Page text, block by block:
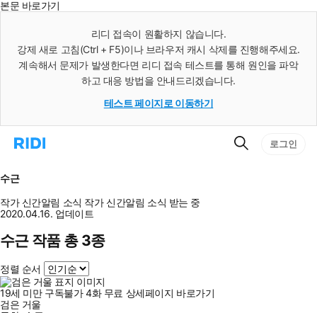
본문 바로가기
리디 접속이 원활하지 않습니다.
강제 새로 고침(Ctrl + F5)이나 브라우저 캐시 삭제를 진행해주세요.
계속해서 문제가 발생한다면 리디 접속 테스트를 통해 원인을 파악
하고 대응 방법을 안내드리겠습니다.
테스트 페이지로 이동하기
리
으
로
이
동
검
로그인
수근
작가 신간알림 소식 작가 신간알림 소식 받는 중
2020.04.16. 업데이트
수근 작품 총 3종
정렬 순서
19세 미만 구독불가 4화 무료 상세페이지 바로가기
검은 거울